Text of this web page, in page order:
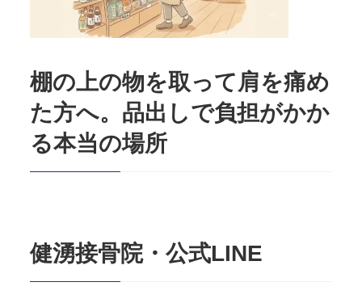
棚の上の物を取って肩を痛め
た方へ。品出しで負担がかか
る本当の場所
健湧接骨院・公式LINE